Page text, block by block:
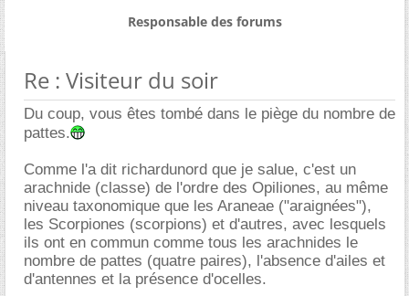
Responsable des forums
Re : Visiteur du soir
Du coup, vous êtes tombé dans le piège du nombre de
pattes.
Comme l'a dit richardunord que je salue, c'est un
arachnide (classe) de l'ordre des Opiliones, au même
niveau taxonomique que les Araneae ("araignées"),
les Scorpiones (scorpions) et d'autres, avec lesquels
ils ont en commun comme tous les arachnides le
nombre de pattes (quatre paires), l'absence d'ailes et
d'antennes et la présence d'ocelles.